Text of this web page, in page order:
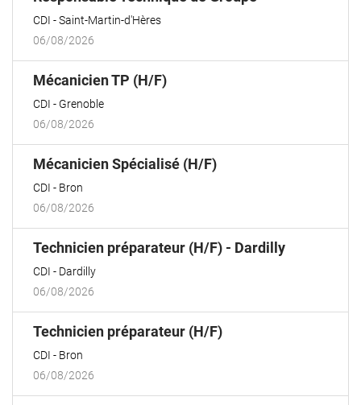
CDI
Saint-Martin-d'Hères
06/08/2026
Mécanicien TP (H/F)(Nouvelle
CDI
Grenoble
06/08/2026
Mécanicien Spécialisé (H/F)(Nouvelle
CDI
Bron
06/08/2026
Technicien préparateur (H/F) - Dardilly(Nouvelle
CDI
Dardilly
06/08/2026
Technicien préparateur (H/F)(Nouvelle
CDI
Bron
06/08/2026